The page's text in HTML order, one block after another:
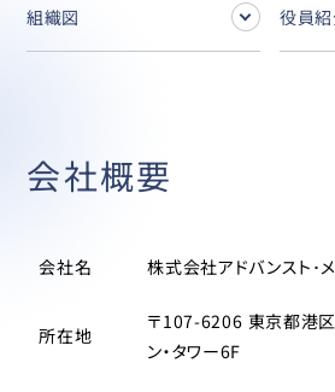
組織図 役員
会社概要
会社名 株式会社アドバンスト･
所在地
〒107-6206 東京都港
ン・タワー6F